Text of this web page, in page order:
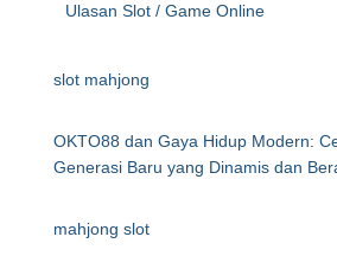
Ulasan Slot / Game Online
slot mahjong
OKTO88 dan Gaya Hidup Modern:
Generasi Baru yang Dinamis dan
mahjong slot